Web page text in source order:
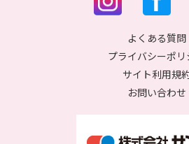
よくある質問
プライバシーポリ
サイト利用規
お問い合わせ